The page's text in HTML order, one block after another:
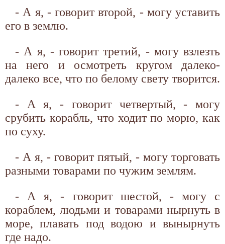
- А я, - говорит второй, - могу уставить
его в землю.
- А я, - говорит третий, - могу взлезть
на него и осмотреть кругом далеко-
далеко все, что по белому свету творится.
- А я, - говорит четвертый, - могу
срубить корабль, что ходит по морю, как
по суху.
- А я, - говорит пятый, - могу торговать
разными товарами по чужим землям.
- А я, - говорит шестой, - могу с
кораблем, людьми и товарами нырнуть в
море, плавать под водою и вынырнуть
где надо.